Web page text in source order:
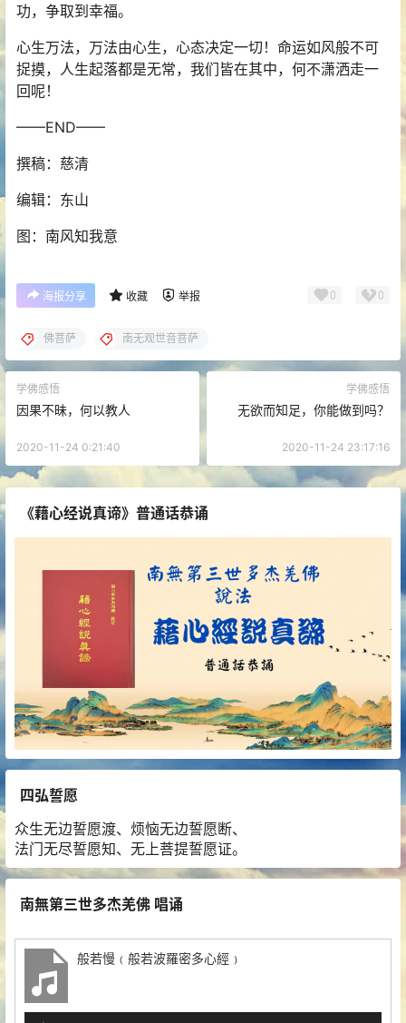
功，争取到幸福。
心生万法，万法由心生，心态决定一切！命运如风般不可
捉摸，人生起落都是无常，我们皆在其中，何不潇洒走一
回呢！
——END——
撰稿：慈清
编辑：东山
图：南风知我意
海报分享 收藏 举报 0 0
佛菩萨 南无观世音菩萨
学佛感悟
因果不昧，何以教人
2020-11-24 0:21:40
学佛感悟
无欲而知足，你能做到吗？
2020-11-24 23:17:16
《藉心经说真谛》普通话恭诵
四弘誓愿
众生无边誓愿渡、烦恼无边誓愿断、
法门无尽誓愿知、无上菩提誓愿证。
南無第三世多杰羌佛 唱诵
般若慢﹙般若波羅密多心經﹚